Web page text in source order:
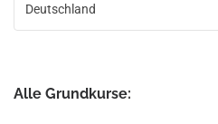
Deutschland
Alle Grundkurse: